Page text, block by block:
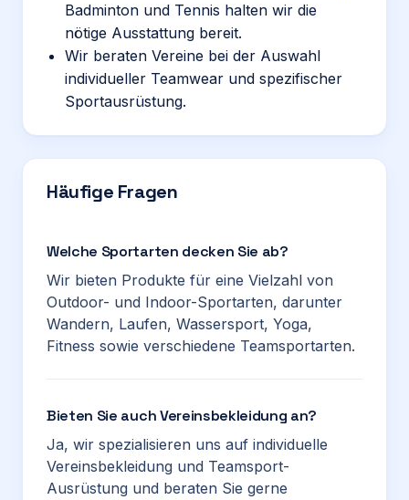
Badminton und Tennis halten wir die
nötige Ausstattung bereit.
Wir beraten Vereine bei der Auswahl
individueller Teamwear und spezifischer
Sportausrüstung.
Häufige Fragen
Welche Sportarten decken Sie ab?
Wir bieten Produkte für eine Vielzahl von
Outdoor- und Indoor-Sportarten, darunter
Wandern, Laufen, Wassersport, Yoga,
Fitness sowie verschiedene Teamsportarten.
Bieten Sie auch Vereinsbekleidung an?
Ja, wir spezialisieren uns auf individuelle
Vereinsbekleidung und Teamsport-
Ausrüstung und beraten Sie gerne